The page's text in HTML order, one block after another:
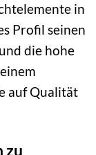
in
Profil seinen
die hohe
auf Qualität
zu